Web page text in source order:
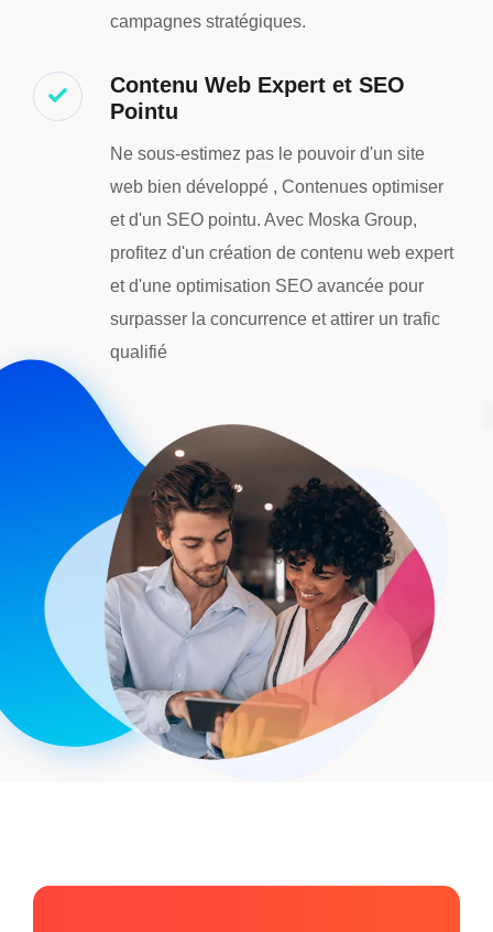
campagnes stratégiques.
Contenu Web Expert et SEO
Pointu
Ne sous-estimez pas le pouvoir d'un site
web bien développé , Contenues optimiser
et d'un SEO pointu. Avec Moska Group,
profitez d'un création de contenu web expert
et d'une optimisation SEO avancée pour
surpasser la concurrence et attirer un trafic
qualifié